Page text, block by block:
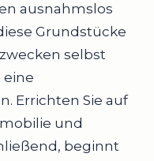
ausnahmslos
Grundstücke
selbst
eine
Errichten Sie auf
und
beginnt